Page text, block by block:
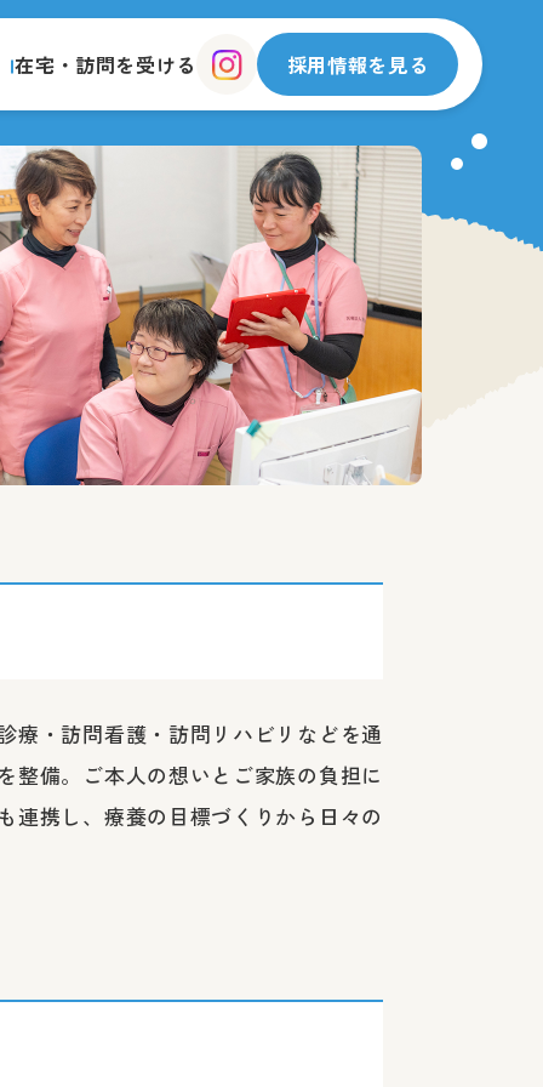
在宅・訪問を受ける 採用情報を見る
療・訪問看護・訪問リハビリなどを通
整備。ご本人の想いとご家族の負担に
連携し、療養の目標づくりから日々の